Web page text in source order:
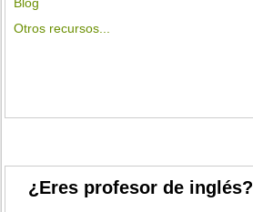
Otros recursos...
¿Eres profesor de inglés?